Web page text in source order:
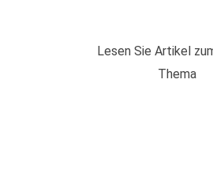
Lesen Sie Artikel
Thema